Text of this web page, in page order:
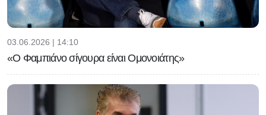
03.06.2026 | 14:10
«Ο Φαμπιάνο σίγουρα είναι Ομονοιάτης»